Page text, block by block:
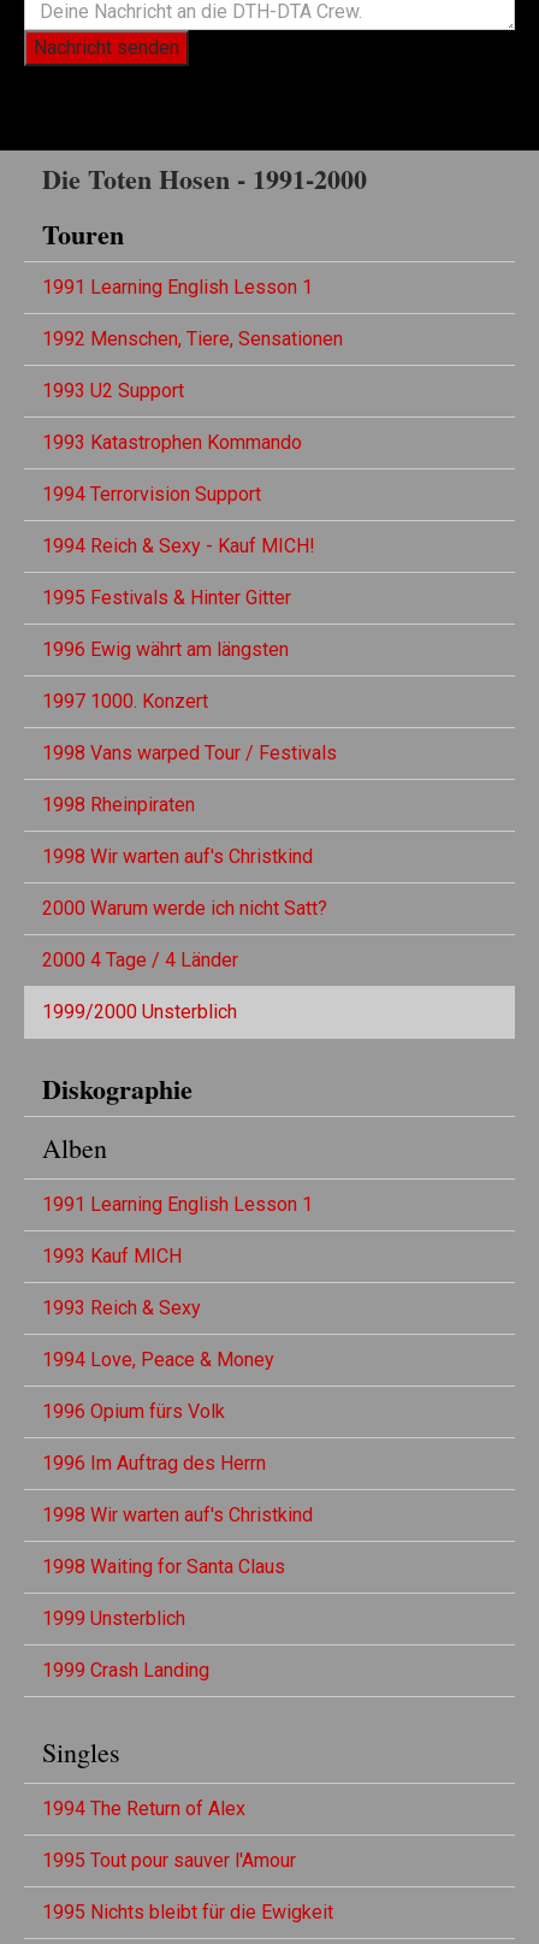
Nachricht senden
Die Toten Hosen - 1991-2000
Touren
1991 Learning English Lesson 1
1992 Menschen, Tiere, Sensationen
1993 U2 Support
1993 Katastrophen Kommando
1994 Terrorvision Support
1994 Reich & Sexy - Kauf MICH!
1995 Festivals & Hinter Gitter
1996 Ewig währt am längsten
1997 1000. Konzert
1998 Vans warped Tour / Festivals
1998 Rheinpiraten
1998 Wir warten auf's Christkind
2000 Warum werde ich nicht Satt?
2000 4 Tage / 4 Länder
1999/2000 Unsterblich
Diskographie
Alben
1991 Learning English Lesson 1
1993 Kauf MICH
1993 Reich & Sexy
1994 Love, Peace & Money
1996 Opium fürs Volk
1996 Im Auftrag des Herrn
1998 Wir warten auf's Christkind
1998 Waiting for Santa Claus
1999 Unsterblich
1999 Crash Landing
Singles
1994 The Return of Alex
1995 Tout pour sauver l'Amour
1995 Nichts bleibt für die Ewigkeit